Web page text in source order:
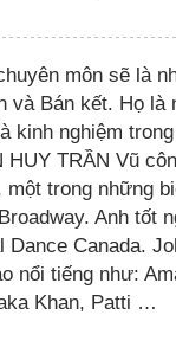
môn sẽ là
và Bán kết. Họ là
kinh nghiệm
HUY TRẦN Vũ
một trong những
Anh tốt
Canada.
nổi tiếng như:
Khan, Patti …